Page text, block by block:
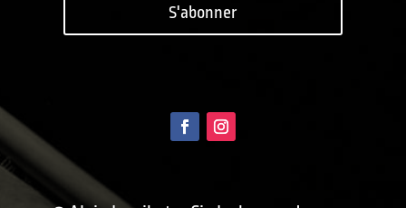
S'abonner